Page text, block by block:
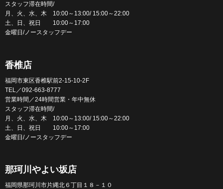
スタッフ滞在時間/
月、火、水、木 10:00～13:00/ 15:00～22:00
土、日、祝日 10:00～17:00
金曜日/ノースタッフデー
香椎店
福岡市東区香椎駅前2-15-10-2F
TEL／092-663-8777
営業時間／24時間営業・年中無休
スタッフ滞在時間/
月、火、水、木 10:00～13:00/ 15:00～22:00
土、日、祝日 10:00～17:00
金曜日/ノースタッフデー
那珂川やよい坂店
福岡県那珂川市片縄北６丁目１８－１０